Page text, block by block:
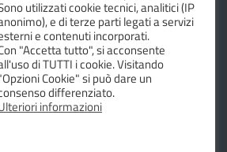
DI ALBINEA
– 42020 Albinea (R.E.)
0522 590236
utilizzati cookie tecnici, analitici (IP
e di terze parti legati a servizi
e contenuti incorporati.
"Accetta tutto", si acconsente
di TUTTI i cookie. Visitando
Cookie" si può dare un
differenziato.
informazioni